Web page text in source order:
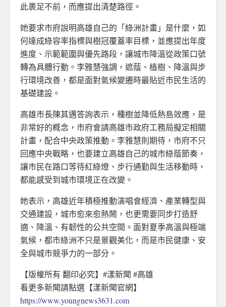
此裹足不前，而應提出清楚路徑。
她要求市府說明高雄自己的「綠洲計畫」是什麼，如
何達成綠容率指標與樹冠覆蓋率目標，並應提出年度
進度、示範範圍與優先路段，讓城市降溫從政策口號
轉為具體行動。李雅慧強調，遮蔭、植樹、降溫與步
行環境改善，都是面對氣候變遷時最貼近市民生活的
基礎建設。
高雄市長陳其邁答詢表示，種樹並降低熱島效應，是
非常好的概念，市府會請高雄市政府工務局擬定相關
計畫，配合中央政策推動。李雅慧則期待，市府不只
回應中央戰略，也要建立高雄自己的城市綠蔭節奏，
讓市民在路口等待紅綠燈、步行通勤與生活移動時，
都能感受到城市環境正在改變。
她表示，高雄近年積極推動演唱會經濟、產業轉型與
交通建設，城市愈來愈熱鬧，也更需要同步打造舒
適、降溫、有韌性的公共空間。面對夏季高溫與極端
氣候，都市綠洲不只是景觀美化，而是市民健康、安
全與城市競爭力的一部分。
【版權所有 翻印必究】#漾新聞 #高雄
看更多新聞請點選【漾新聞官網】
https://www.youngnews3631.com